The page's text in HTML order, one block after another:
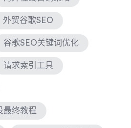
外贸谷歌SEO
谷歌SEO关键词优化
请求索引工具
最终教程